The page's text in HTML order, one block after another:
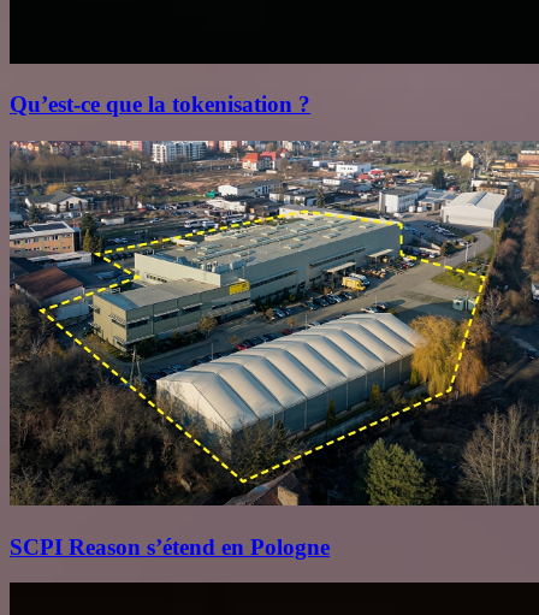
Qu’est‑ce que la tokenisation ?
SCPI Reason s’étend en Pologne